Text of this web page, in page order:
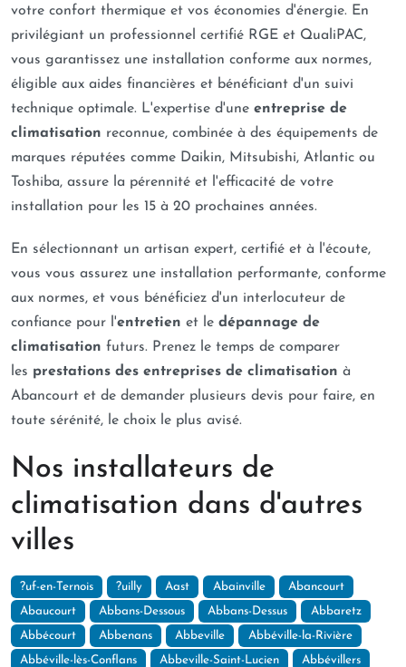
votre confort thermique et vos économies d'énergie. En
privilégiant un professionnel certifié RGE et QualiPAC,
vous garantissez une installation conforme aux normes,
éligible aux aides financières et bénéficiant d'un suivi
technique optimale. L'expertise d'une entreprise de
climatisation reconnue, combinée à des équipements de
marques réputées comme Daikin, Mitsubishi, Atlantic ou
Toshiba, assure la pérennité et l'efficacité de votre
installation pour les 15 à 20 prochaines années.
En sélectionnant un artisan expert, certifié et à l'écoute,
vous vous assurez une installation performante, conforme
aux normes, et vous bénéficiez d'un interlocuteur de
confiance pour l'entretien et le dépannage de
climatisation futurs. Prenez le temps de comparer
les prestations des entreprises de climatisation à
Abancourt et de demander plusieurs devis pour faire, en
toute sérénité, le choix le plus avisé.
Nos installateurs de
climatisation dans d'autres
villes
?uf-en-Ternois ?uilly Aast Abainville Abancourt
Abaucourt Abbans-Dessous Abbans-Dessus Abbaretz
Abbécourt Abbenans Abbeville Abbéville-la-Rivière
Abbéville-lès-Conflans Abbeville-Saint-Lucien Abbévillers